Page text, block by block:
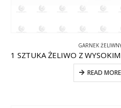
GARNEK
READ MORE